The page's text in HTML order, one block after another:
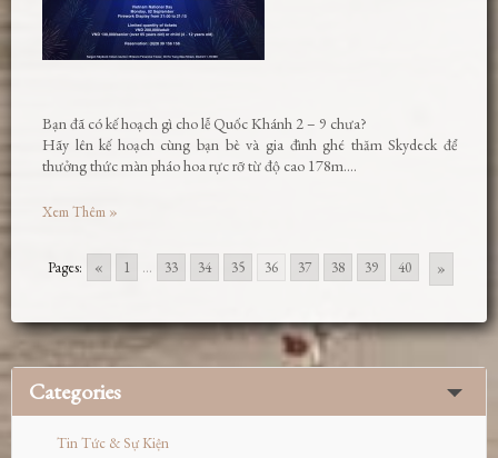
Bạn đã có kế hoạch gì cho lễ Quốc Khánh 2 – 9 chưa?
Hãy lên kế hoạch cùng bạn bè và gia đình ghé thăm Skydeck để
thưởng thức màn pháo hoa rực rỡ từ độ cao 178m….
Xem Thêm »
Pages: « 1 ... 33 34 35 36 37 38 39 40 »
Categories
Tin Tức & Sự Kiện